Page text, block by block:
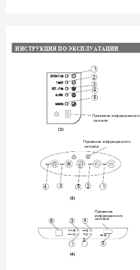
  
1
2
3
4
5
Приемник инфракрасного
сигнала
(2)
Приемник инфракрасного
сигнала
4 3 5 2 1
(3)
Приемник
инфракрасного
сигнала
3
6 4
2
1 5
(4)